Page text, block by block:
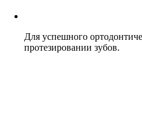
Для успешного
протезировании зубов.